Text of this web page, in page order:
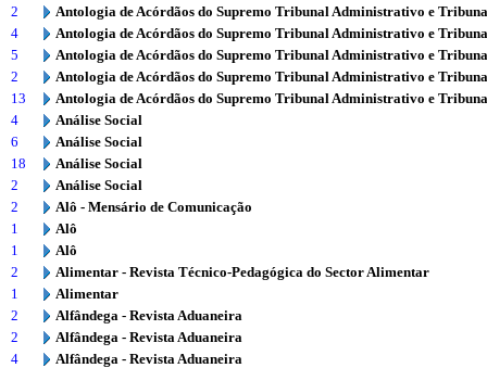
2
Antologia de Acórdãos do Supremo Tribunal Administrativo e
4
Antologia de Acórdãos do Supremo Tribunal Administrativo e
5
Antologia de Acórdãos do Supremo Tribunal Administrativo e
2
Antologia de Acórdãos do Supremo Tribunal Administrativo e
13
Antologia de Acórdãos do Supremo Tribunal Administrativo e
4
Análise Social
6
Análise Social
18
Análise Social
2
Análise Social
2
Alô - Mensário de Comunicação
1
Alô
1
Alô
2
Alimentar - Revista Técnico-Pedagógica do Sector Alimentar
1
Alimentar
2
Alfândega - Revista Aduaneira
2
Alfândega - Revista Aduaneira
4
Alfândega - Revista Aduaneira